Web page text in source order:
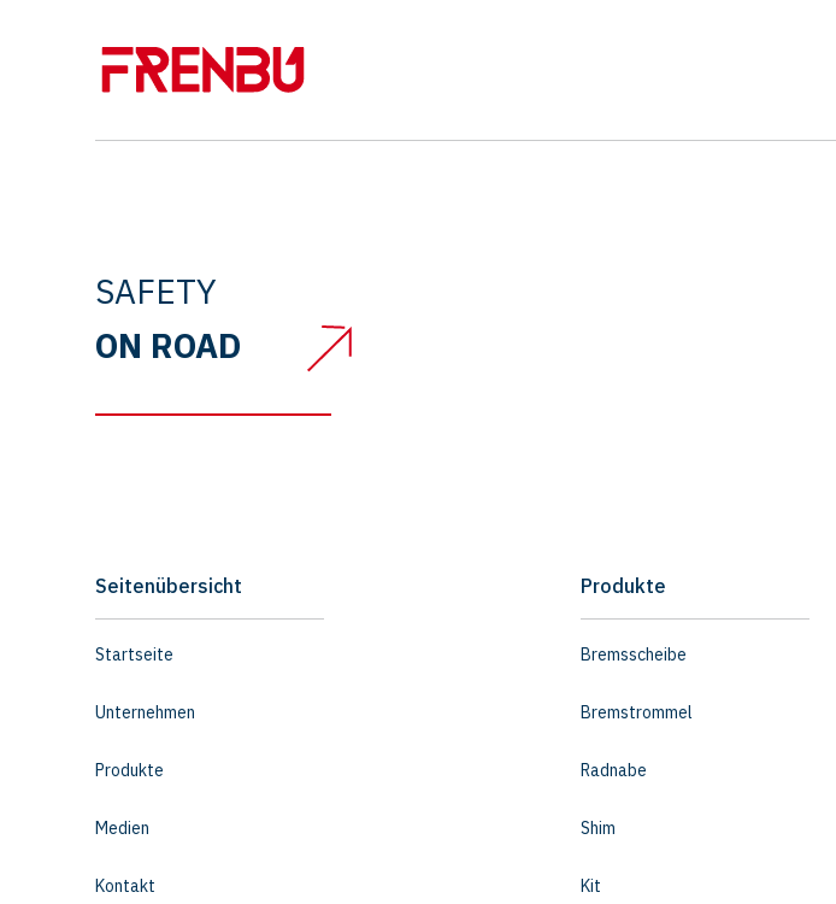
SAFETY
ON ROAD
Seitenübersicht
Startseite
Unternehmen
Produkte
Medien
Kontakt
Produkte
Bremsscheibe
Bremstrommel
Radnabe
Shim
Kit